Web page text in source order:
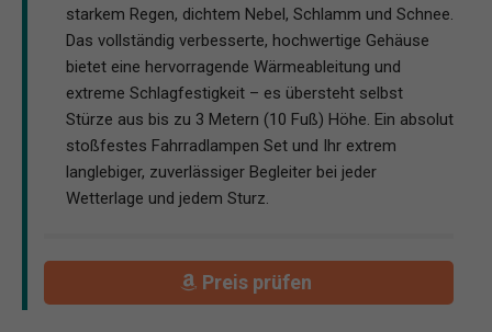
starkem Regen, dichtem Nebel, Schlamm und Schnee.
Das vollständig verbesserte, hochwertige Gehäuse
bietet eine hervorragende Wärmeableitung und
extreme Schlagfestigkeit – es übersteht selbst
Stürze aus bis zu 3 Metern (10 Fuß) Höhe. Ein absolut
stoßfestes Fahrradlampen Set und Ihr extrem
langlebiger, zuverlässiger Begleiter bei jeder
Wetterlage und jedem Sturz.
Preis prüfen